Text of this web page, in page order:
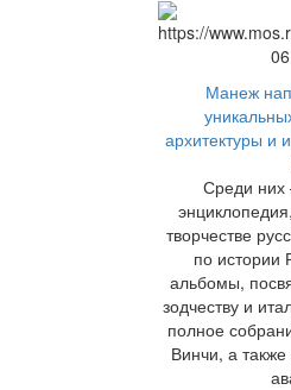
Манеж
архитектуры и
Среди них
творчестве
по истории
альбомы,
зодчеству и
полное
Винчи, а